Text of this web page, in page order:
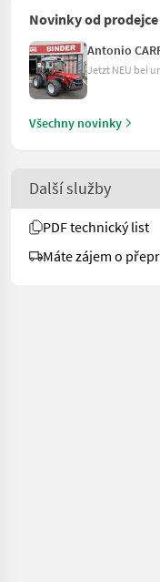
Novinky od prodejce
Antonio
Jetzt NEU bei
Všechny novinky
Další služby
PDF technický list
Máte zájem o